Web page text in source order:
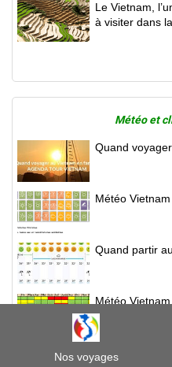
Le Vietnam,
à visiter dans
Météo et
Quand
Météo
Quand partir
Météo
Météo Vietnam
Nos voyages